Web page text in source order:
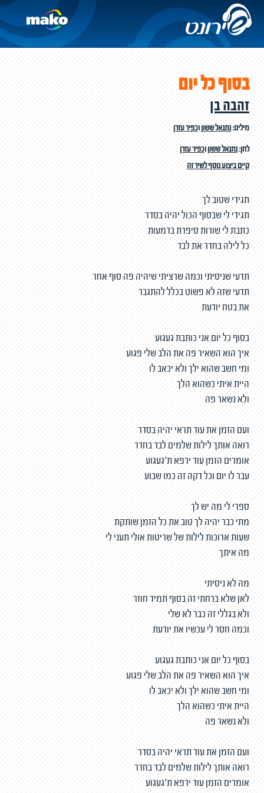
בסוף כל יום
זהבה בן
מילים:נתנאל ששוןוכפיר עזרן
לחן:נתנאל ששוןוכפיר עזרן
קיים ביצוע נוסף לשיר זה
תגידי שטוב לך
תגידי לי שבסוף הכול יהיה בסדר
כתבת לי שורות סיפרת בדמעות
כל לילה בחדר את לבד
תדעי שניסיתי וכמה שרציתי שיהיה פה סוף אחר
תדעי שזה לא פשוט בכלל להתגבר
את בטח יודעת
בסוף כל יום אני כותבת געגוע
איך הוא השאיר פה את הלב שלי פגוע
ומי חשב שהוא ילך ולא יכאב לו
היית איתי כשהוא הלך
ולא נשאר פה
ועם הזמן את עוד תראי יהיה בסדר
רואה אותך לילות שלמים לבד בחדר
אומרים הזמן עוד ירפא ת'געגוע
עבר לו יום וכל דקה זה כמו שבוע
ספרי לי מה יש לך
מתי כבר יהיה לך טוב את כל הזמן שותקת
שעות ארוכות לילות של שריטות אולי תעני לי
מה איתך
מה לא ניסיתי
לאן שלא ברחתי זה בסוף תמיד חוזר
ולא בגללי זה כבר לא שלי
וכמה חסר לי עכשיו את יודעת
בסוף כל יום אני כותבת געגוע
איך הוא השאיר פה את הלב שלי פגוע
ומי חשב שהוא ילך ולא יכאב לו
היית איתי כשהוא הלך
ולא נשאר פה
ועם הזמן את עוד תראי יהיה בסדר
רואה אותך לילות שלמים לבד בחדר
אומרים הזמן עוד ירפא ת'געגוע